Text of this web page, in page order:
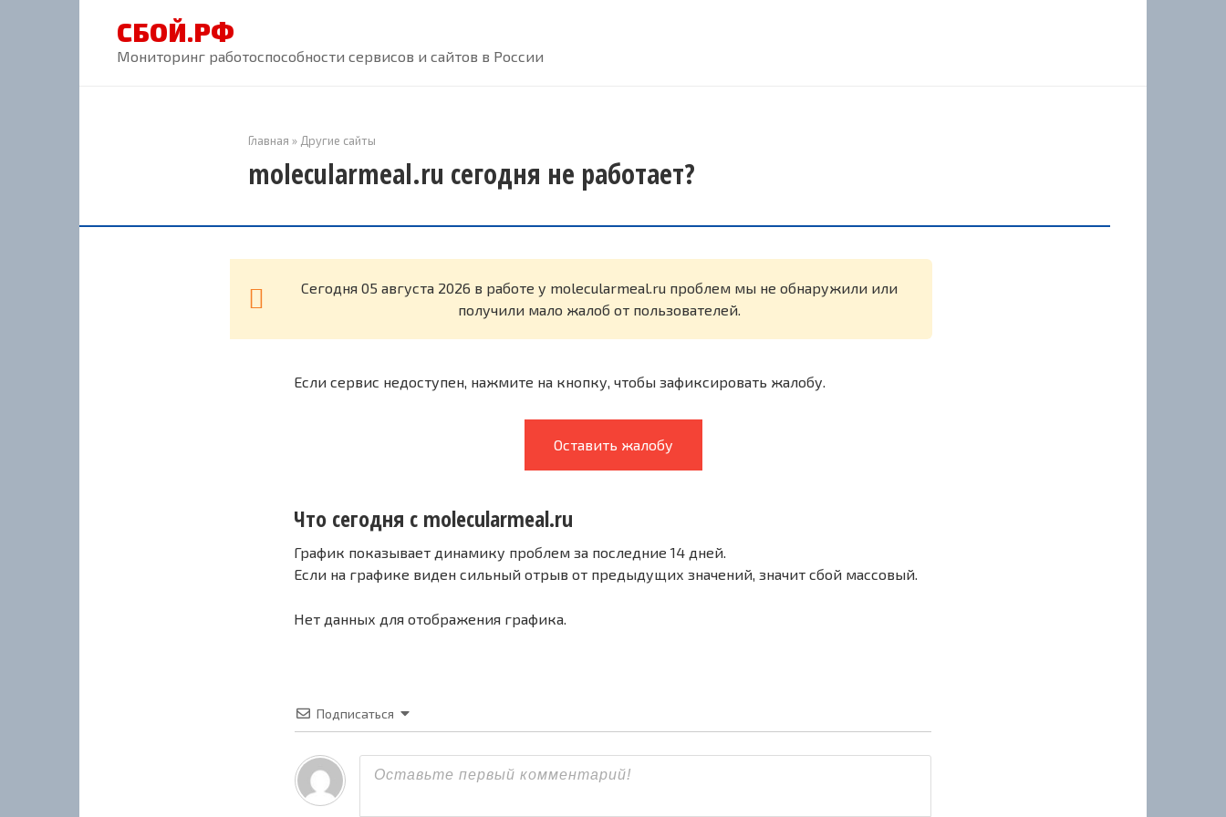
СБОЙ.РФ
Мониторинг работоспособности сервисов и сайтов в России
Главная » Другие сайты
molecularmeal.ru сегодня не работает?
Cегодня 05 августа 2026 в работе у molecularmeal.ru проблем мы не обнаружили или
получили мало жалоб от пользователей.
Если сервис недоступен, нажмите на кнопку, чтобы зафиксировать жалобу.
Оставить жалобу
Что сегодня с molecularmeal.ru
График показывает динамику проблем за последние 14 дней.
Если на графике виден сильный отрыв от предыдущих значений, значит сбой массовый.
Нет данных для отображения графика.
Подписаться